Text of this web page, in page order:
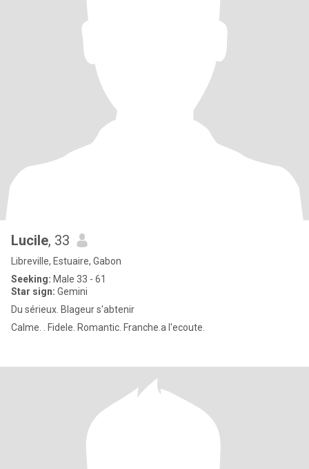
Lucile, 33
Libreville, Estuaire, Gabon
Seeking: Male 33 - 61
Star sign: Gemini
Du sérieux. Blageur s'abtenir
Calme. . Fidele. Romantic. Franche.a l'ecoute.